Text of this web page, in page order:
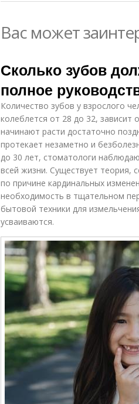
Вас может
Сколько зубов
полное
Количество зубов у взрослого
колеблется от 28 до 32,
начинают расти достаточно
протекает незаметно и
до 30 лет, стоматологи
всей жизни. Существует теория,
по причине кардинальных
необходимость в тщательном
бытовой техники для
усваиваются.